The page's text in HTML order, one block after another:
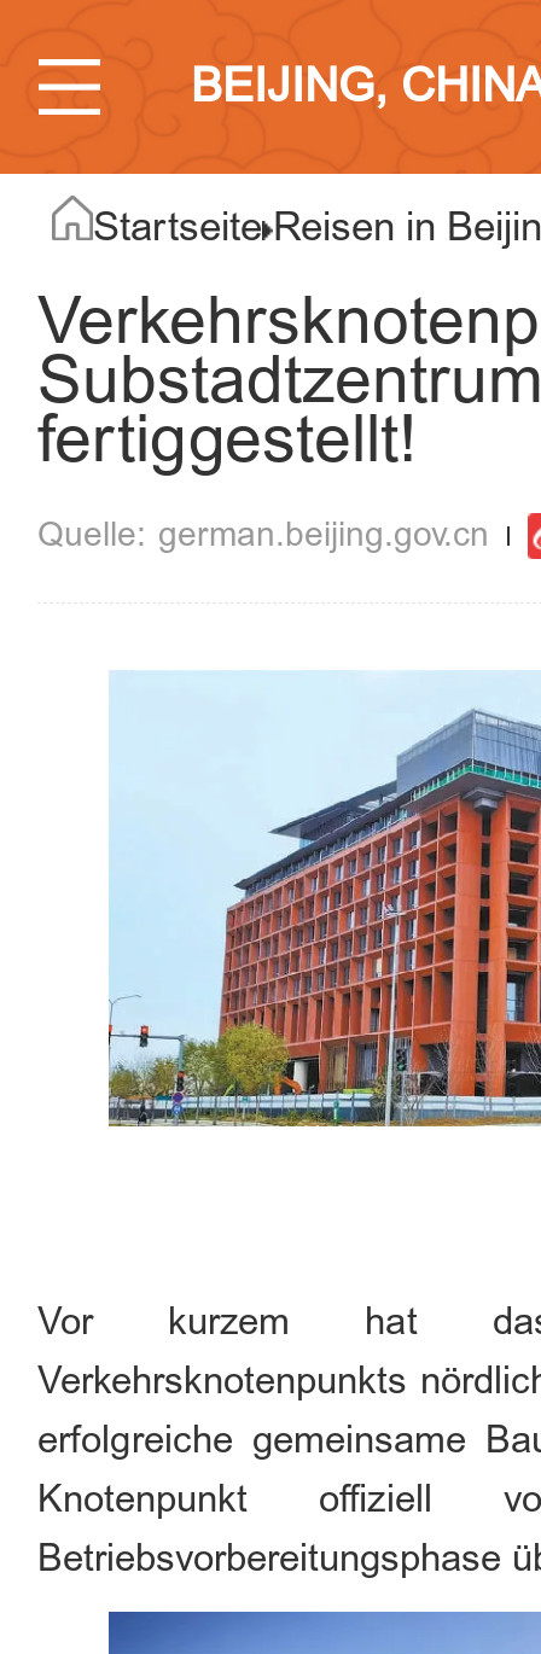
BEIJING,
Startseite Reisen in
fertiggestellt!
german.beijing.gov.cn
Vor kurzem hat
Verkehrsknotenpunkts
erfolgreiche gemeinsame
Knotenpunkt
Betriebsvorbereitungsphase